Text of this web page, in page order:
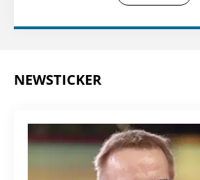
NEWSTICKER